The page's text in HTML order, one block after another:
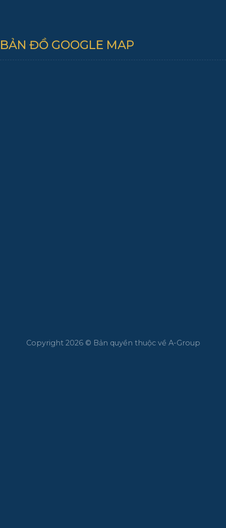
BẢN ĐỒ GOOGLE MAP
Copyright 2026 © Bản quyền thuộc về A-Group